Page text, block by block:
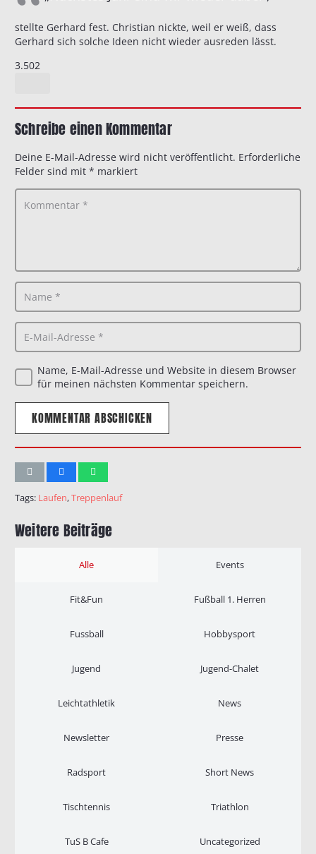
stellte Gerhard fest. Christian nickte, weil er weiß, dass
Gerhard sich solche Ideen nicht wieder ausreden lässt.
3.502
Schreibe einen Kommentar
Deine E-Mail-Adresse wird nicht veröffentlicht. Erforderliche
Felder sind mit * markiert
Name, E-Mail-Adresse und Website in diesem Browser
für meinen nächsten Kommentar speichern.
KOMMENTAR ABSCHICKEN
Tags: Laufen,Treppenlauf
Weitere Beiträge
Alle Events
Fit&Fun Fußball 1. Herren
Fussball Hobbysport
Jugend Jugend-Chalet
Leichtathletik News
Newsletter Presse
Radsport Short News
Tischtennis Triathlon
TuS B Cafe Uncategorized